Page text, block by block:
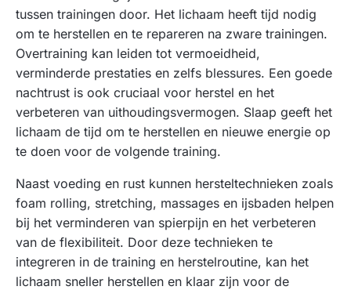
tussen trainingen door. Het lichaam heeft tijd nodig
om te herstellen en te repareren na zware trainingen.
Overtraining kan leiden tot vermoeidheid,
verminderde prestaties en zelfs blessures. Een goede
nachtrust is ook cruciaal voor herstel en het
verbeteren van uithoudingsvermogen. Slaap geeft het
lichaam de tijd om te herstellen en nieuwe energie op
te doen voor de volgende training.
Naast voeding en rust kunnen hersteltechnieken zoals
foam rolling, stretching, massages en ijsbaden helpen
bij het verminderen van spierpijn en het verbeteren
van de flexibiliteit. Door deze technieken te
integreren in de training en herstelroutine, kan het
lichaam sneller herstellen en klaar zijn voor de